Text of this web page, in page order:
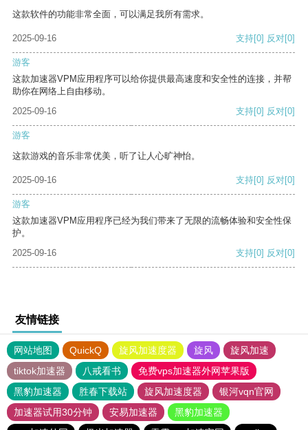
这款软件的功能非常全面，可以满足我所有需求。
2025-09-16 支持[0] 反对[0]
游客
这款加速器VPM应用程序可以给你提供最高速度和安全性的连接，并帮
助你在网络上自由移动。
2025-09-16
支持[0] 反对[0]
游客
这款游戏的音乐非常优美，听了让人心旷神怡。
2025-09-16 支持[0] 反对[0]
游客
这款加速器VPM应用程序已经为我们带来了无限的流畅体验和安全性保
护。
2025-09-16
支持[0] 反对[0]
友情链接
网站地图 QuickQ 旋风加速度器 旋风
旋风加速
tiktok加速器
八戒看书
免费vps加速器外网苹果版
黑豹加速器
胜春下载站 旋风加速度器
银河vqn官网
加速器试用30分钟
安易加速器
黑豹加速器